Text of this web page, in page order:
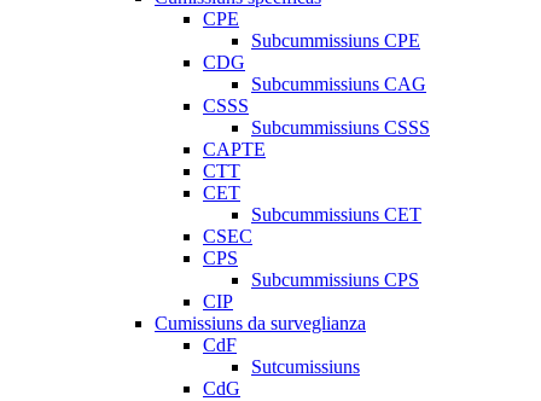
CPE
Subcummissiuns CPE
CDG
Subcummissiuns CAG
CSSS
Subcummissiuns CSSS
CAPTE
CTT
CET
Subcummissiuns CET
CSEC
CPS
Subcummissiuns CPS
CIP
Cumissiuns da surveglianza
CdF
Sutcumissiuns
CdG